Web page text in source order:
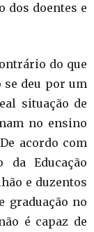
dos doentes e
do que
se deu por um
situação de
no ensino
acordo com
da Educação
e duzentos
graduação no
é capaz de